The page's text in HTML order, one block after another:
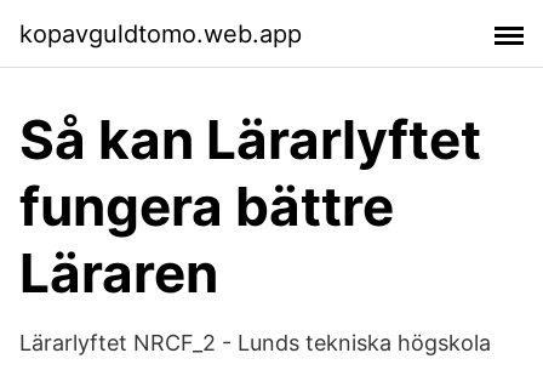
kopavguldtomo.web.app
Så kan Lärarlyftet
fungera bättre
Läraren
Lärarlyftet NRCF_2 - Lunds tekniska högskola